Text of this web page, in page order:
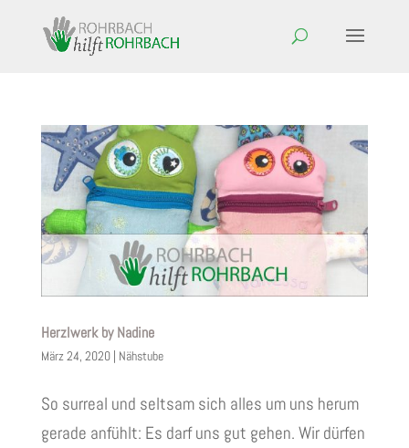
Herzlwerk by Nadine
März 24, 2020| Nähstube
So surreal und seltsam sich alles um uns herum
gerade anfühlt: Es darf uns gut gehen. Wir dürfen